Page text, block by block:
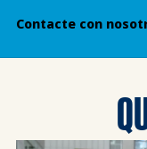
Contacte con